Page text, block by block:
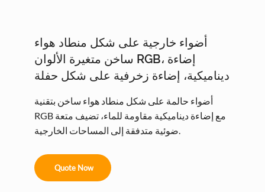
أضواء خارجية على شكل منطاد هواء
ساخن متغيرة الألوان RGB، إضاءة
ديناميكية، إضاءة زخرفية على شكل حفلة
أضواء حالمة على شكل منطاد هواء ساخن بتقنية
RGB مع إضاءة ديناميكية مقاومة للماء، تضيف متعة
Quote Now